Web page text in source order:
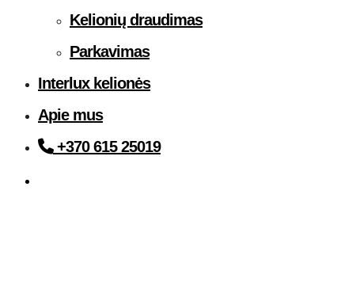
Kelionių draudimas
Parkavimas
Interlux kelionės
Apie mus
+370 615 25019